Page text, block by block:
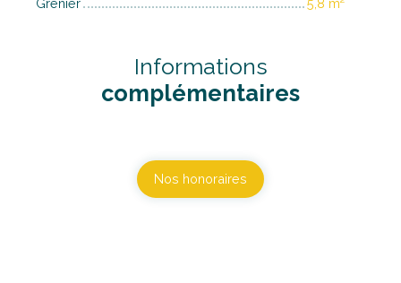
Informations
complémentaires
Nos honoraires